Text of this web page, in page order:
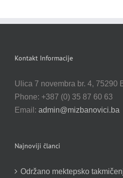
Kontakt Informacije
Ulica 7 novembra br. 4, 75290
Phone: +387 (0) 35 87 60 63
Email: admin@mizbanovici.ba
Najnoviji članci
Održano mektepsko